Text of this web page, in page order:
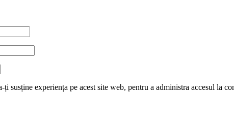
susține experiența pe acest site web, pentru a administra accesul la